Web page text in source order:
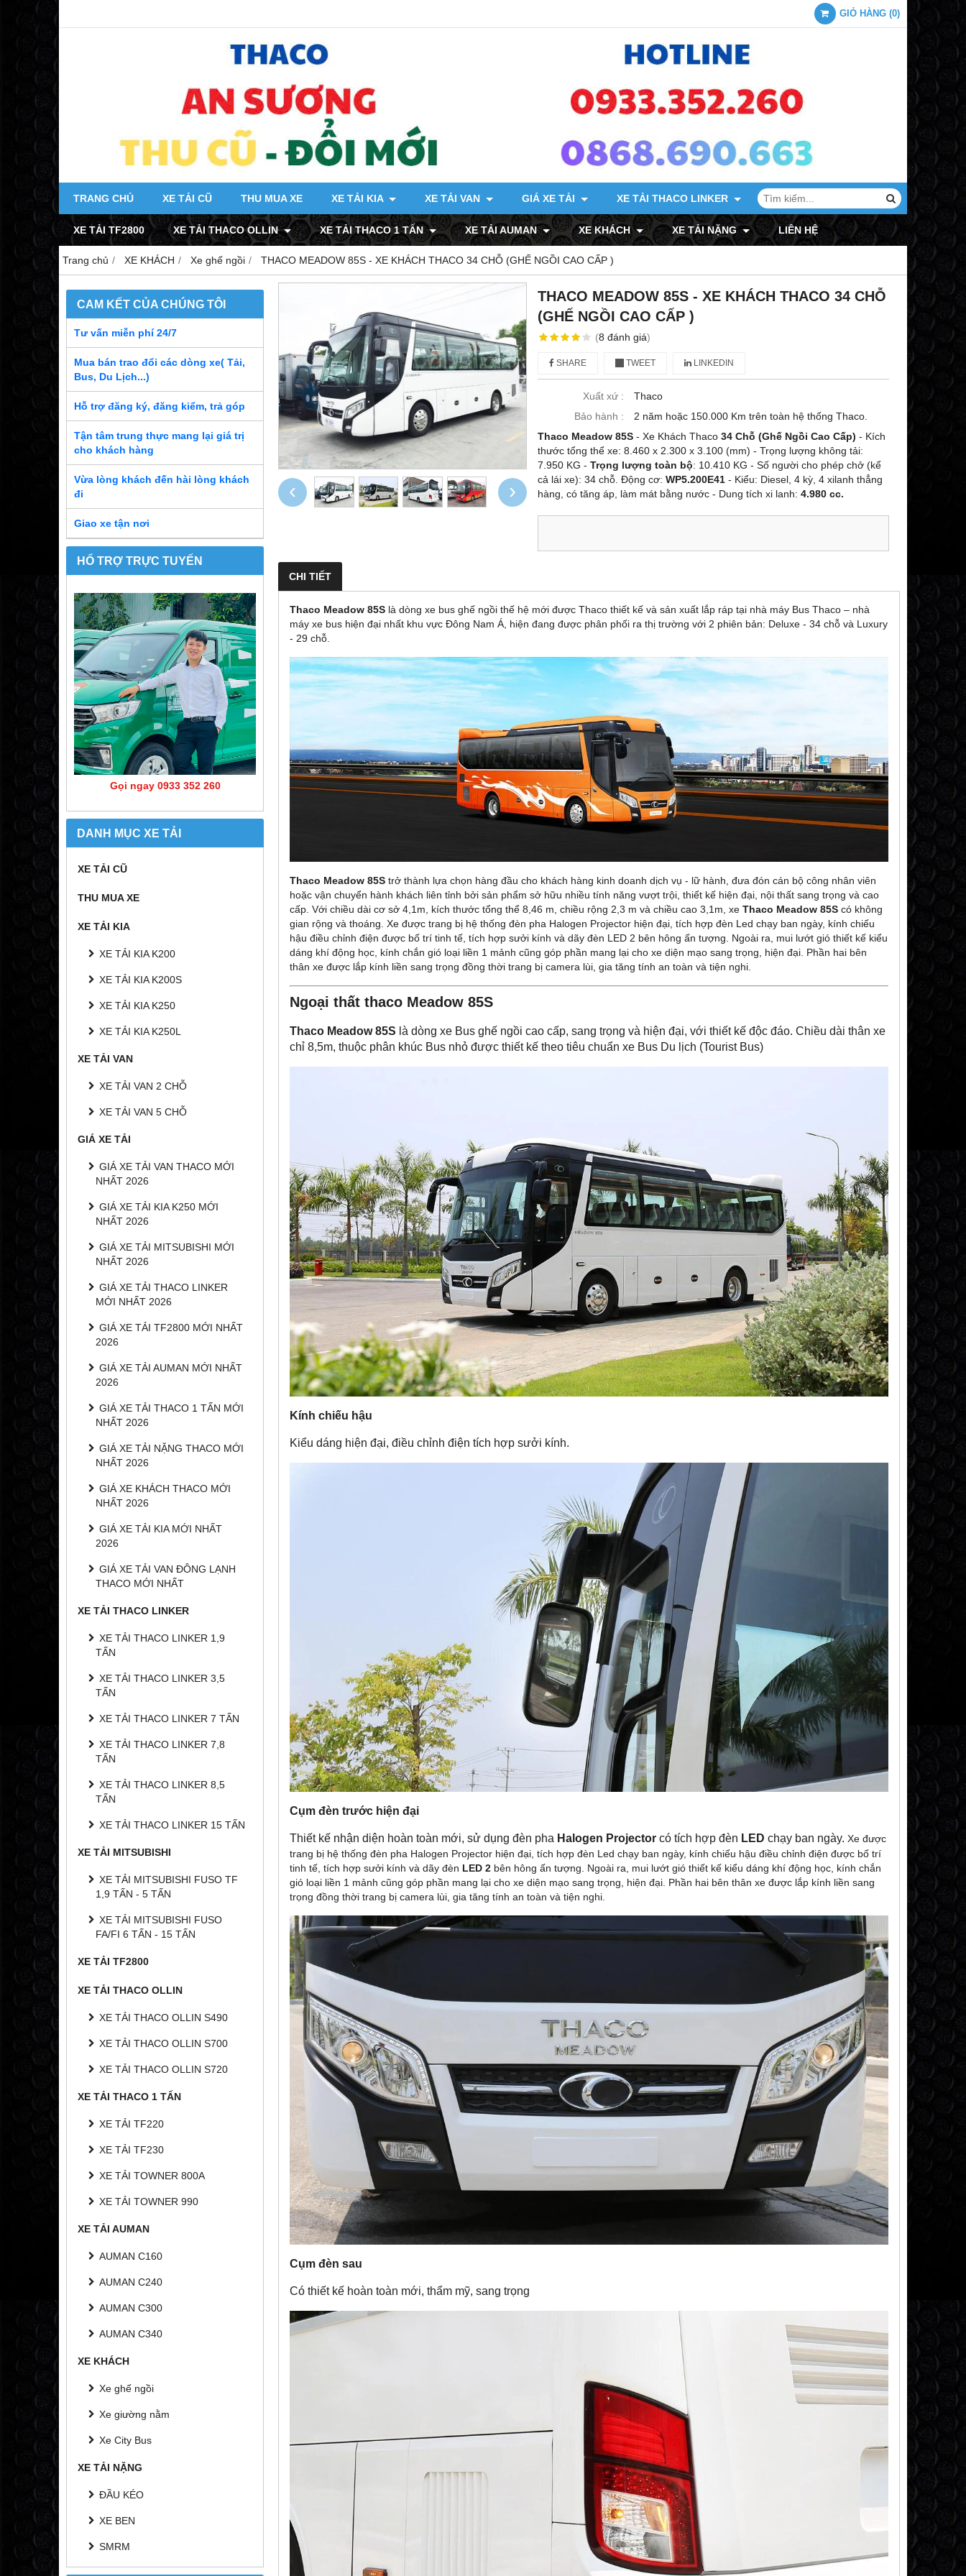
GIỎ HÀNG (0)
TRANG CHỦ XE TẢI CŨ THU MUA XE XE TẢI KIA XE TẢI VAN GIÁ XE TẢI XE TẢI THACO LINKER XE TẢI MITSUBISHI
XE TẢI TF2800 XE TẢI THACO OLLIN XE TẢI THACO 1 TẤN XE TẢI AUMAN XE KHÁCH XE TẢI NẶNG LIÊN HỆ
Trang chủ XE KHÁCH Xe ghế ngồi THACO MEADOW 85S - XE KHÁCH THACO 34 CHỖ (GHẾ NGỒI CAO CẤP )
CAM KẾT CỦA CHÚNG TÔI
Tư vấn miễn phí 24/7
Mua bán trao đổi các dòng xe( Tải,
Bus, Du Lịch...)
Hỗ trợ đăng ký, đăng kiểm, trả góp
Tận tâm trung thực mang lại giá trị
cho khách hàng
Vừa lòng khách đến hài lòng khách
đi
Giao xe tận nơi
HỔ TRỢ TRỰC TUYẾN
Gọi ngay 0933 352 260
DANH MỤC XE TẢI
XE TẢI CŨ
THU MUA XE
XE TẢI KIA
XE TẢI KIA K200
XE TẢI KIA K200S
XE TẢI KIA K250
XE TẢI KIA K250L
XE TẢI VAN
XE TẢI VAN 2 CHỖ
XE TẢI VAN 5 CHỖ
GIÁ XE TẢI
GIÁ XE TẢI VAN THACO MỚI
NHẤT 2026
GIÁ XE TẢI KIA K250 MỚI
NHẤT 2026
GIÁ XE TẢI MITSUBISHI MỚI
NHẤT 2026
GIÁ XE TẢI THACO LINKER
MỚI NHẤT 2026
GIÁ XE TẢI TF2800 MỚI NHẤT
2026
GIÁ XE TẢI AUMAN MỚI NHẤT
2026
GIÁ XE TẢI THACO 1 TẤN MỚI
NHẤT 2026
GIÁ XE TẢI NẶNG THACO MỚI
NHẤT 2026
GIÁ XE KHÁCH THACO MỚI
NHẤT 2026
GIÁ XE TẢI KIA MỚI NHẤT
2026
GIÁ XE TẢI VAN ĐÔNG LẠNH
THACO MỚI NHẤT
XE TẢI THACO LINKER
XE TẢI THACO LINKER 1,9
TẤN
XE TẢI THACO LINKER 3,5
TẤN
XE TẢI THACO LINKER 7 TẤN
XE TẢI THACO LINKER 7,8
TẤN
XE TẢI THACO LINKER 8,5
TẤN
XE TẢI THACO LINKER 15 TẤN
XE TẢI MITSUBISHI
XE TẢI MITSUBISHI FUSO TF
1,9 TẤN - 5 TẤN
XE TẢI MITSUBISHI FUSO
FA/FI 6 TẤN - 15 TẤN
XE TẢI TF2800
XE TẢI THACO OLLIN
XE TẢI THACO OLLIN S490
XE TẢI THACO OLLIN S700
XE TẢI THACO OLLIN S720
XE TẢI THACO 1 TẤN
XE TẢI TF220
XE TẢI TF230
XE TẢI TOWNER 800A
XE TẢI TOWNER 990
XE TẢI AUMAN
AUMAN C160
AUMAN C240
AUMAN C300
AUMAN C340
XE KHÁCH
Xe ghế ngồi
Xe giường nằm
Xe City Bus
XE TẢI NẶNG
ĐẦU KÉO
XE BEN
SMRM
‹ ›
THACO MEADOW 85S - XE KHÁCH THACO 34 CHỖ
(GHẾ NGỒI CAO CẤP )
(8 đánh giá)
SHARE TWEET LINKEDIN
Xuất xứ :
Thaco
Bảo hành :
2 năm hoặc 150.000 Km trên toàn hệ thống Thaco.
Thaco Meadow 85S - Xe Khách Thaco 34 Chỗ (Ghế Ngồi Cao Cấp) - Kích
thước tổng thể xe: 8.460 x 2.300 x 3.100 (mm) - Trọng lượng không tải:
7.950 KG - Trọng lượng toàn bộ: 10.410 KG - Số người cho phép chở (kể
cả lái xe): 34 chỗ. Động cơ: WP5.200E41 - Kiểu: Diesel, 4 kỳ, 4 xilanh thẳng
hàng, có tăng áp, làm mát bằng nước - Dung tích xi lanh: 4.980 cc.
CHI TIẾT
Thaco Meadow 85S là dòng xe bus ghế ngồi thế hệ mới được Thaco thiết kế và sản xuất lắp ráp tại nhà máy Bus Thaco – nhà
máy xe bus hiện đại nhất khu vực Đông Nam Á, hiện đang được phân phối ra thị trường với 2 phiên bản: Deluxe - 34 chỗ và Luxury
- 29 chỗ.
Thaco Meadow 85S trở thành lựa chọn hàng đầu cho khách hàng kinh doanh dịch vụ - lữ hành, đưa đón cán bộ công nhân viên
hoặc vận chuyển hành khách liên tỉnh bởi sản phẩm sở hữu nhiều tính năng vượt trội, thiết kế hiện đại, nội thất sang trọng và cao
cấp. Với chiều dài cơ sở 4,1m, kích thước tổng thể 8,46 m, chiều rộng 2,3 m và chiều cao 3,1m, xe Thaco Meadow 85S có không
gian rộng và thoáng. Xe được trang bị hệ thống đèn pha Halogen Projector hiện đại, tích hợp đèn Led chạy ban ngày, kính chiếu
hậu điều chỉnh điện được bố trí tinh tế, tích hợp sưởi kính và dãy đèn LED 2 bên hông ấn tượng. Ngoài ra, mui lướt gió thiết kế kiểu
dáng khí động học, kính chắn gió loại liền 1 mảnh cũng góp phần mang lại cho xe diện mạo sang trọng, hiện đại. Phần hai bên
thân xe được lắp kính liền sang trọng đồng thời trang bị camera lùi, gia tăng tính an toàn và tiện nghi.
Ngoại thất thaco Meadow 85S
Thaco Meadow 85S là dòng xe Bus ghế ngồi cao cấp, sang trọng và hiện đại, với thiết kế độc đáo. Chiều dài thân xe
chỉ 8,5m, thuộc phân khúc Bus nhỏ được thiết kế theo tiêu chuẩn xe Bus Du lịch (Tourist Bus)
Kính chiếu hậu
Kiểu dáng hiện đại, điều chỉnh điện tích hợp sưởi kính.
Cụm đèn trước hiện đại
Thiết kế nhận diện hoàn toàn mới, sử dụng đèn pha Halogen Projector có tích hợp đèn LED chạy ban ngày. Xe được
trang bị hệ thống đèn pha Halogen Projector hiện đại, tích hợp đèn Led chạy ban ngày, kính chiếu hậu điều chỉnh điện được bố trí
tinh tế, tích hợp sưởi kính và dãy đèn LED 2 bên hông ấn tượng. Ngoài ra, mui lướt gió thiết kế kiểu dáng khí động học, kính chắn
gió loại liền 1 mảnh cũng góp phần mang lại cho xe diện mạo sang trọng, hiện đại. Phần hai bên thân xe được lắp kính liền sang
trọng đồng thời trang bị camera lùi, gia tăng tính an toàn và tiện nghi.
Cụm đèn sau
Có thiết kế hoàn toàn mới, thẩm mỹ, sang trọng